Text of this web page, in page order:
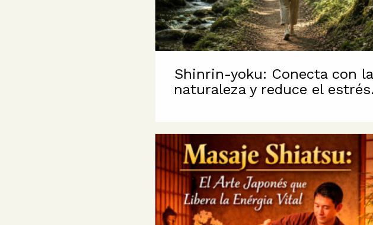
Shinrin-yoku: Conecta con la
naturaleza y reduce el estrés.